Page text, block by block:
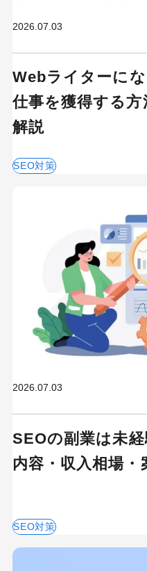
2026.07.03
Webライターに
仕事を獲得する
解説
SEO対策
2026.07.03
SEOの副業は未
内容・収入相場
SEO対策